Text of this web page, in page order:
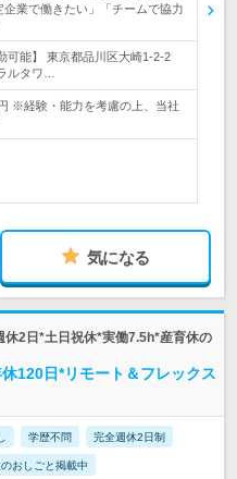
業で働きたい」「チームで協力
可能】 東京都品川区大崎1-2-2
ルタワ…
※経験・能力を考慮の上、当社
気になる
2日*土日祝休*実働7.5h*産育休の
120日*リモート＆フレックス
学歴不問 完全週休2日制
おしごと掲載中